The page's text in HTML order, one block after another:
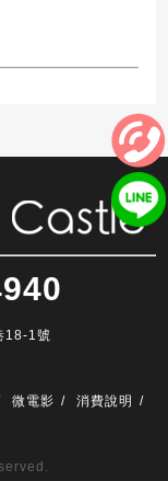
18-1號
微電影
消費說明